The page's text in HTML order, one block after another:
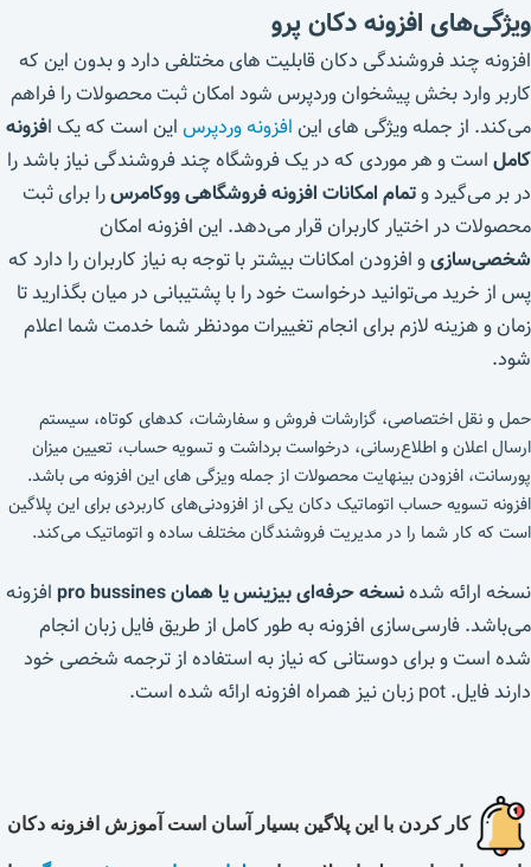
ویژگی‌های افزونه دکان پرو
افزونه چند فروشندگی دکان قابلیت های مختلفی دارد و بدون این که
کاربر وارد بخش پیشخوان وردپرس شود امکان ثبت محصولات را فراهم
می‌کند. از جمله ویژگی های این افزونه وردپرس این است که یک افزونه
کاملاست و هر موردی که در یک فروشگاه چند فروشندگی نیاز باشد را
در بر می‌گیرد وتمام امکانات افزونه فروشگاهی ووکامرسرا برای ثبت
محصولات در اختیار کاربران قرار می‌دهد. این افزونه امکان
شخصی‌سازیو افزودن امکانات بیشتر با توجه به نیاز کاربران را دارد که
پس از خرید می‌توانید درخواست خود را با پشتیبانی در میان بگذارید تا
زمان و هزینه لازم برای انجام تغییرات مودنظر شما خدمت شما اعلام
شود.
حمل و نقل اختصاصی، گزارشات فروش و سفارشات، کدهای کوتاه، سیستم
ارسال اعلان و اطلاع‌رسانی، درخواست برداشت و تسویه حساب، تعیین میزان
پورسانت، افزودن بینهایت محصولات از جمله ویزگی های این افزونه می باشد.
افزونه تسویه حساب اتوماتیک دکان یکی از افزودنی‌های کاربردی برای این پلاگین
است که کار شما را در مدیریت فروشندگان مختلف ساده و اتوماتیک می‌کند.
نسخه ارائه شدهنسخه حرفه‌ای بیزینس یا همان pro bussines
افزونه
می‌باشد. فارسی‌سازی افزونه به طور کامل از طریق فایل زبان انجام
شده است و برای دوستانی که نیاز به استفاده از ترجمه شخصی خود
دارند فایل. pot زبان نیز همراه افزونه ارائه شده است.
کار کردن با این پلاگین بسیار آسان است آموزش افزونه دکان